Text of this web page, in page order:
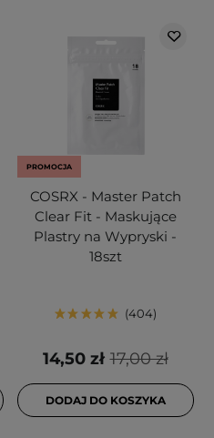
PROMOCJA
COSRX - Master Patch
Clear Fit - Maskujące
Plastry na Wypryski -
18szt
404
17,00 zł
14,50 zł
DODAJ DO KOSZYKA